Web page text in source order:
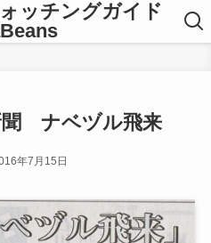
ッチングガイド
聞 ナベヅル飛来
年7月15日